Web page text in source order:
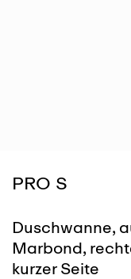
PRO S
Duschwanne,
Marbond,
kurzer Seite